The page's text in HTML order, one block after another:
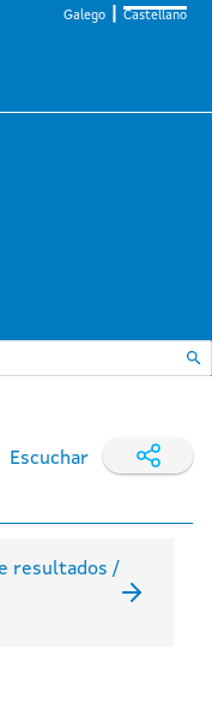
Galego Castellano
Escuchar
resultados /